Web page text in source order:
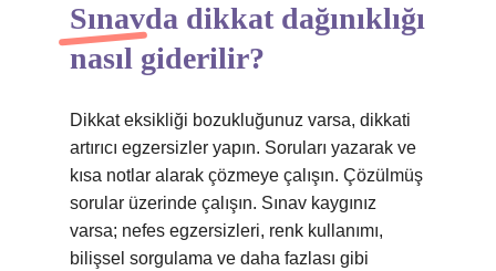
Sınavda dikkat dağınıklığı
nasıl giderilir?
Dikkat eksikliği bozukluğunuz varsa, dikkati
artırıcı egzersizler yapın. Soruları yazarak ve
kısa notlar alarak çözmeye çalışın. Çözülmüş
sorular üzerinde çalışın. Sınav kaygınız
varsa; nefes egzersizleri, renk kullanımı,
bilişsel sorgulama ve daha fazlası gibi